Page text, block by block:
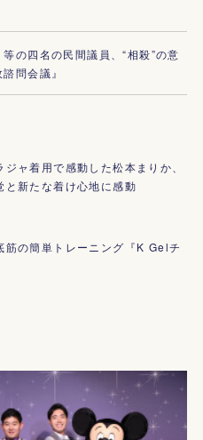
の四名の民間議員、“相殺”の意
問会議』
ャ着用で感動した松本まりか、
と新たな着け心地に感動
筋の簡単トレーニング『K Gelチ